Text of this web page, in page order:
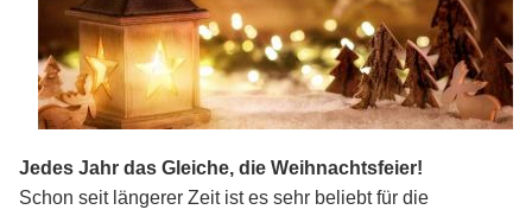
Kontakt
Jedes Jahr das Gleiche, die Weihnachtsfeier!
Schon seit längerer Zeit ist es sehr beliebt für die